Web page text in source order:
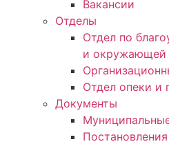
Вакансии
Отделы
Отдел по
и окружающей
Отдел опеки и
Документы
Постановления